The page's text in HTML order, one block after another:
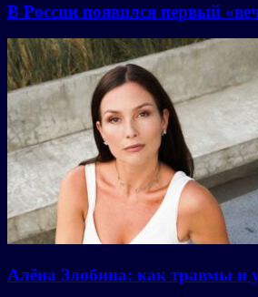
В России появился первый
Алёна Злобина: как травмы и